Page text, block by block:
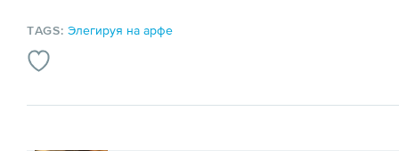
TAGS:Элегируя на арфе